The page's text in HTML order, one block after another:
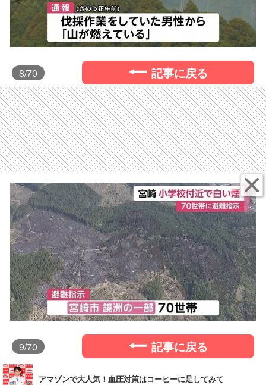
8/70 記事に戻る
9/70 記事に戻る
アマゾンで大人気！血圧対策はコーヒーに足してみて